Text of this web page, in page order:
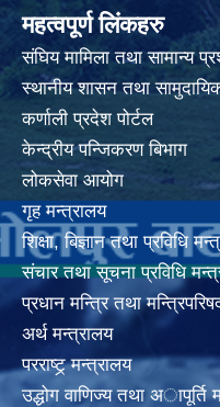
महत्वपूर्ण लिंकहरु
संघिय मामिला तथा सामान्य
स्थानीय शासन तथा
कर्णाली प्रदेश पोर्टल
केन्द्रीय पन्जिकरण बिभाग
लोकसेवा आयोग
गृह मन्त्रालय
शिक्षा, बिज्ञान तथा प्रविधि
संचार तथा सूचना प्रविधि
प्रधान मन्त्रि तथा
अर्थ मन्त्रालय
परराष्ट्र् मन्त्रालय
उद्धोग वाणिज्य तथा अापूर्ति